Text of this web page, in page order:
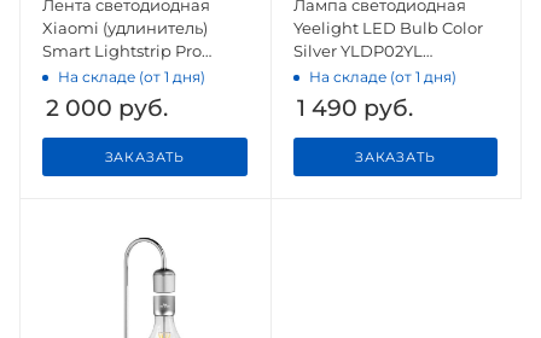
Лента светодиодная
Xiaomi (удлинитель)
Smart Lightstrip Pro
Extension (BHR6476GL)
На складе (от 1 дня)
2 000 руб.
ЗАКАЗАТЬ
Лампа светодиодная
Yeelight LED Bulb Color
Silver YLDP02YL
(GPX4002RT), E27, 9Вт
На складе (от 1 дня)
1 490 руб.
ЗАКАЗАТЬ